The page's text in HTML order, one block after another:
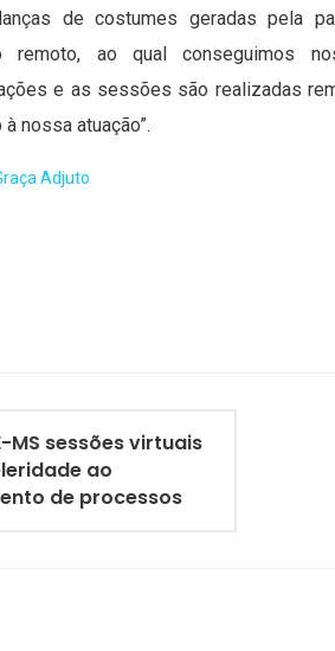
de costumes geradas pela
remoto, ao qual conseguimos
e as sessões são realizadas
nossa atuação”.
Adjuto
MS sessões virtuais
ao
de processos